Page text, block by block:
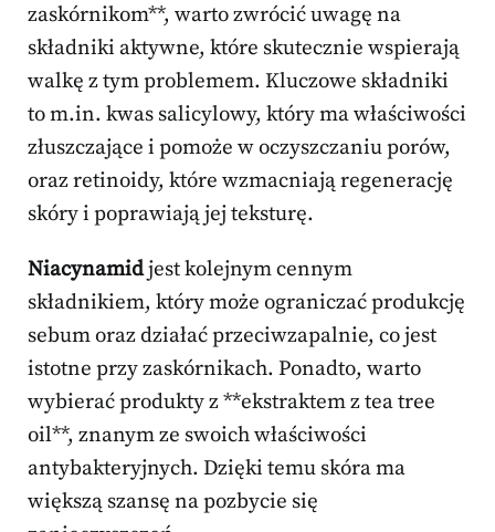
zaskórnikom**, warto zwrócić uwagę na
składniki aktywne, które skutecznie wspierają
walkę z tym problemem. Kluczowe składniki
to m.in. kwas salicylowy, który ma właściwości
złuszczające i pomoże w oczyszczaniu porów,
oraz retinoidy, które wzmacniają regenerację
skóry i poprawiają jej teksturę.
Niacynamidjest kolejnym cennym
składnikiem, który może ograniczać produkcję
sebum oraz działać przeciwzapalnie, co jest
istotne przy zaskórnikach. Ponadto, warto
wybierać produkty z **ekstraktem z tea tree
oil**, znanym ze swoich właściwości
antybakteryjnych. Dzięki temu skóra ma
większą szansę na pozbycie się